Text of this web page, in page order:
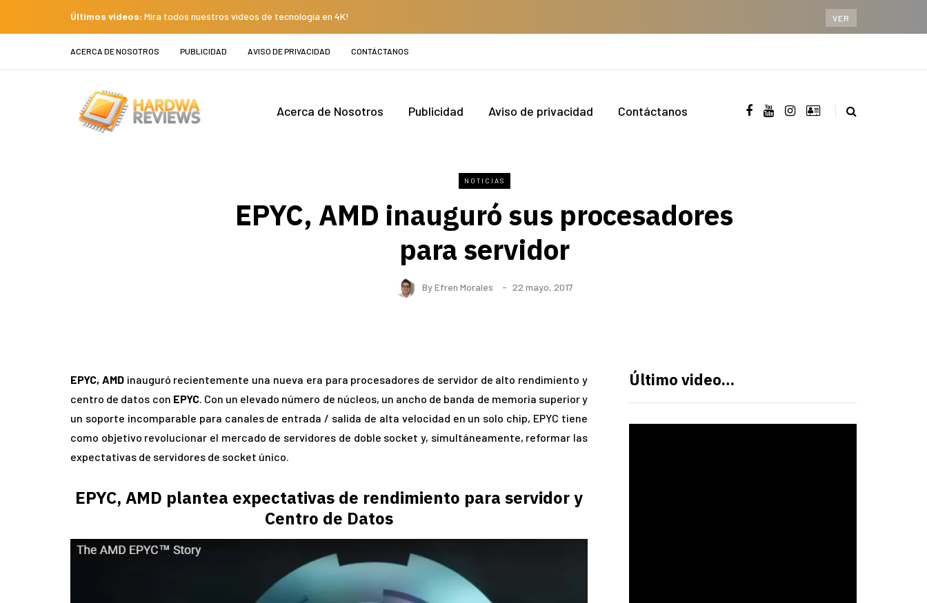
Últimos videos: Mira todos nuestros videos de tecnología en 4K! VER
ACERCA DE NOSOTROS PUBLICIDAD AVISO DE PRIVACIDAD CONTÁCTANOS
Acerca de Nosotros Publicidad Aviso de privacidad Contáctanos
NOTICIAS
EPYC, AMD inauguró sus procesadores
para servidor
ByEfren Morales 22 mayo, 2017
EPYC, AMDinauguró recientemente una nueva era para procesadores de servidor de alto rendimiento y
centro de datos con EPYC. Con un elevado número de núcleos, un ancho de banda de memoria superior y
un soporte incomparable para canales de entrada / salida de alta velocidad en un solo chip, EPYC tiene
como objetivo revolucionar el mercado de servidores de doble socket y, simultáneamente, reformar las
expectativas de servidores de socket único.
EPYC, AMD plantea expectativas de rendimiento para servidor y
Centro de Datos
Último video…